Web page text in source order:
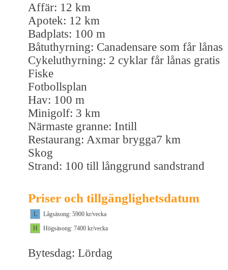
Affär: 12 km
Apotek: 12 km
Badplats: 100 m
Båtuthyrning: Canadensare som får lånas
Cykeluthyrning: 2 cyklar får lånas gratis
Fiske
Fotbollsplan
Hav: 100 m
Minigolf: 3 km
Närmaste granne: Intill
Restaurang: Axmar brygga7 km
Skog
Strand: 100 till långgrund sandstrand
Priser och tillgänglighetsdatum
L
Lågsäsong: 5900 kr/vecka
H
Högsäsong: 7400 kr/vecka
Bytesdag: Lördag